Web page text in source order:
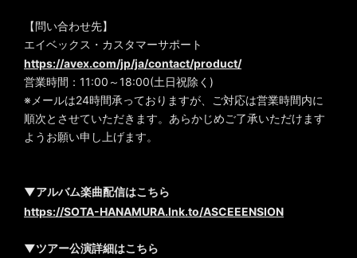
【問い合わせ先】
エイベックス・カスタマーサポート
https://avex.com/jp/ja/contact/product/
営業時間：11:00～18:00(土日祝除く)
※メールは24時間承っておりますが、ご対応は営業時間内に
順次とさせていただきます。あらかじめご了承いただけます
ようお願い申し上げます。
▼アルバム楽曲配信はこちら
https://SOTA-HANAMURA.lnk.to/ASCEEENSION
▼ツアー公演詳細はこちら